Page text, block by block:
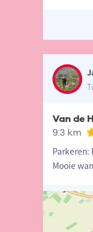
Van de
9.3 km
Parkeren:
Mooie